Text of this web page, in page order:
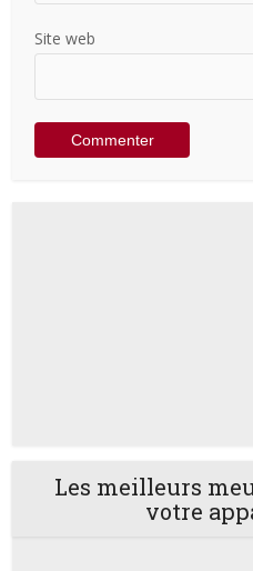
Site web
Les meilleurs
votre